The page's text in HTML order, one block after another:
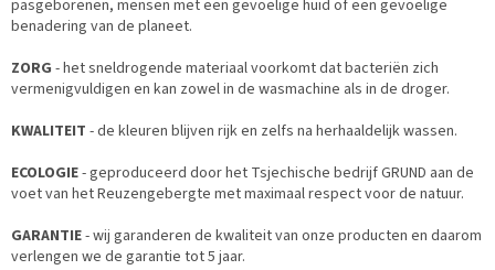
pasgeborenen, mensen met een gevoelige huid of een gevoelige
benadering van de planeet.
ZORG - het sneldrogende materiaal voorkomt dat bacteriën zich
vermenigvuldigen en kan zowel in de wasmachine als in de droger.
KWALITEIT - de kleuren blijven rijk en zelfs na herhaaldelijk wassen.
ECOLOGIE- geproduceerd door het Tsjechische bedrijf GRUND aan de
voet van het Reuzengebergte met maximaal respect voor de natuur.
GARANTIE- wij garanderen de kwaliteit van onze producten en daarom
verlengen we de garantie tot 5 jaar.